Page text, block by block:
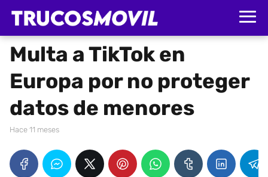
Multa a TikTok en
Europa por no proteger
datos de menores
hace 11 meses